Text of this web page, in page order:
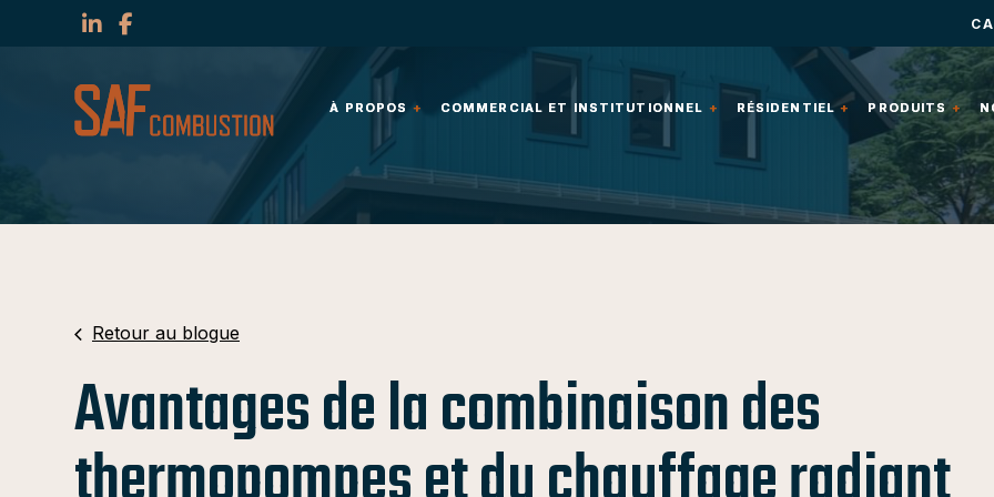
À PROPOS COMMERCIAL ET INSTITUTIONNEL RÉSIDENTIEL PRODUITS
À PROPOS COMMERCIAL ET INSTITUTIONNEL RÉSIDENTIEL PRODUITS
Retour au blogue
Avantages de la combinaison des